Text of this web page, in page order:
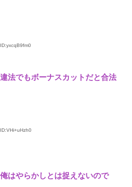
ID:yxcqB9fm0
法でもボーナスカットだと合法
ID:VHi+uHzh0
はやらかしとは捉えないので